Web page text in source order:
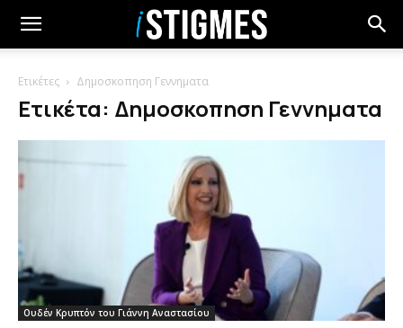
Ετικέτες Δημοσκοπηση Γεννηματα
Ετικέτα: Δημοσκοπηση Γεννηματα
Ουδέν Κρυπτόν του Γιάννη Αναστασίου